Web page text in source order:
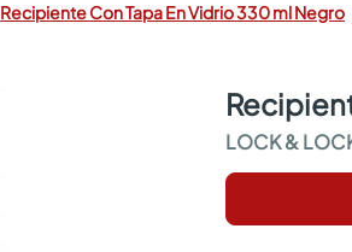
Recipiente Con Tapa En Vidrio 330 ml Negro
LOCK &